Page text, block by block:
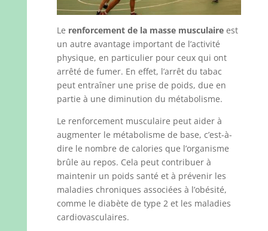
Le renforcement de la masse musculaireest
un autre avantage important de l’activité
physique, en particulier pour ceux qui ont
arrêté de fumer. En effet, l’arrêt du tabac
peut entraîner une prise de poids, due en
partie à une diminution du métabolisme.
Le renforcement musculaire peut aider à
augmenter le métabolisme de base, c’est-à-
dire le nombre de calories que l’organisme
brûle au repos. Cela peut contribuer à
maintenir un poids santé et à prévenir les
maladies chroniques associées à l’obésité,
comme le diabète de type 2 et les maladies
cardiovasculaires.